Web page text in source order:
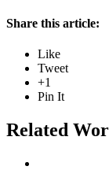
Share this article:
Like
Tweet
+1
Pin It
Related